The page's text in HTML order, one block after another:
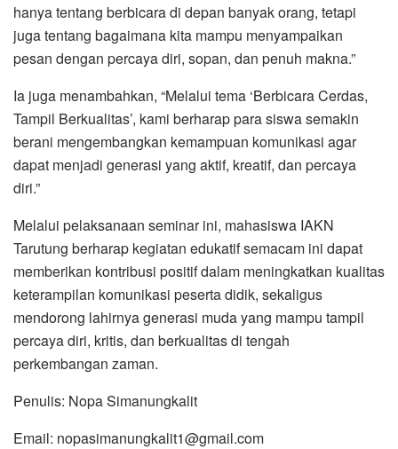
hanya tentang berbicara di depan banyak orang, tetapi
juga tentang bagaimana kita mampu menyampaikan
pesan dengan percaya diri, sopan, dan penuh makna.”
Ia juga menambahkan, “Melalui tema ‘Berbicara Cerdas,
Tampil Berkualitas’, kami berharap para siswa semakin
berani mengembangkan kemampuan komunikasi agar
dapat menjadi generasi yang aktif, kreatif, dan percaya
diri.”
Melalui pelaksanaan seminar ini, mahasiswa IAKN
Tarutung berharap kegiatan edukatif semacam ini dapat
memberikan kontribusi positif dalam meningkatkan kualitas
keterampilan komunikasi peserta didik, sekaligus
mendorong lahirnya generasi muda yang mampu tampil
percaya diri, kritis, dan berkualitas di tengah
perkembangan zaman.
Penulis: Nopa Simanungkalit
Email: nopasimanungkalit1@gmail.com